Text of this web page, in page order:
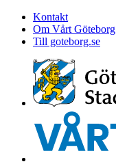
Kontakt
Om Vårt Göteborg
Till goteborg.se